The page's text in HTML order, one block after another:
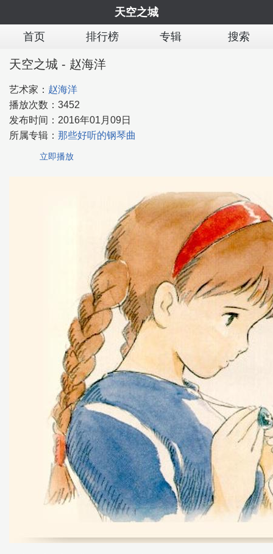
天空之城
首页
排行榜 专辑 搜索
天空之城 - 赵海洋
艺术家： 赵海洋
播放次数： 3452
发布时间： 2016年01月09日
所属专辑： 那些好听的钢琴曲
立即播放